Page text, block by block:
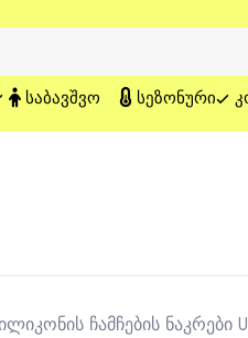
ᲡᲐᲑᲐᲕᲨᲕᲝ ᲡᲔᲖᲝᲜᲣᲠᲘ
ჩამჩების